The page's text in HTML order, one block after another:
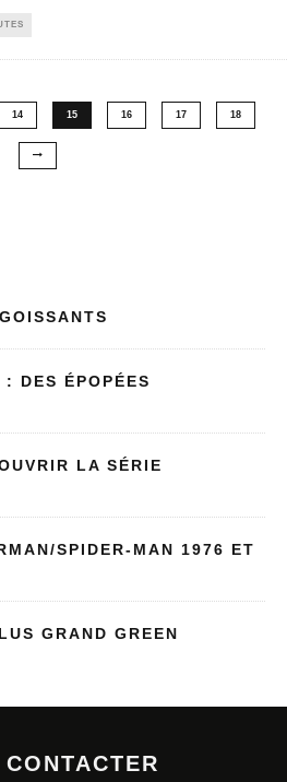
14 15 16 17 18
DES ÉPOPÉES
LA SÉRIE
SPIDER-MAN 1976 ET
GRAND GREEN